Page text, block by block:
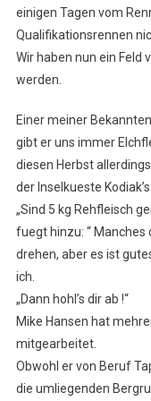
einigen Tagen vom
Qualifikationsrennen
Wir haben nun ein Feld
werden.
Einer meiner
gibt er uns immer
diesen Herbst
der Inselkueste
„Sind 5 kg Rehfleisch
fuegt hinzu: “
drehen, aber es ist
ich.
„Dann hohl’s dir ab !“
Mike Hansen hat
mitgearbeitet.
Obwohl er von Beruf
die umliegenden